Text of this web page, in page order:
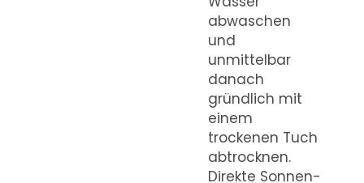
abwaschen
und
unmittelbar
danach
gründlich mit
einem
trockenen Tuch
abtrocknen.
Direkte Sonnen-